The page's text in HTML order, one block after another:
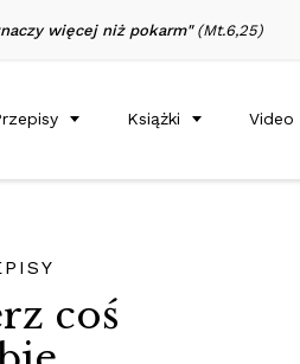
więcej niż pokarm"(Mt.6,25)
Książki Video
coś